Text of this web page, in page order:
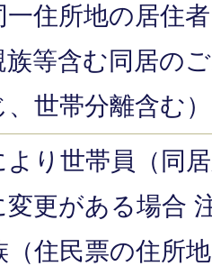
一住所地の居住
族等含む同居の
世帯分離含む）
より世帯員（同
変更がある場合
（住民票の住所